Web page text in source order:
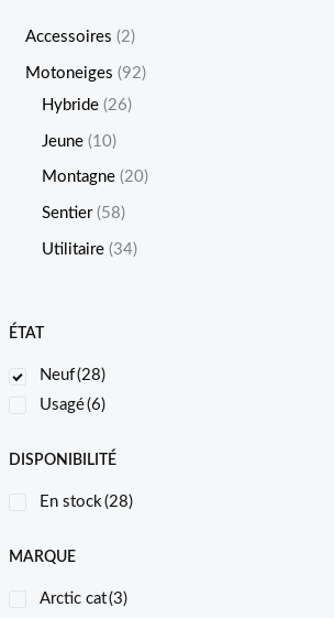
Accessoires 2
Motoneiges
92
Hybride
26
Jeune 10
Montagne 20
Sentier 58
Utilitaire 34
ÉTAT
Neuf(28)
Usagé(6)
DISPONIBILITÉ
En stock (28)
MARQUE
Arctic cat(3)